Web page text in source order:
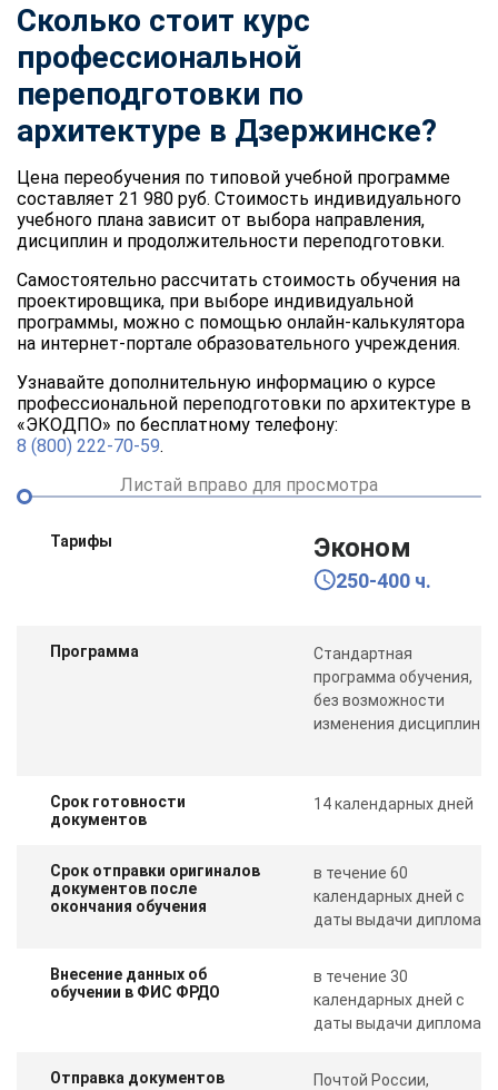
Сколько стоит курс
профессиональной
переподготовки по
архитектуре в Дзержинске?
Цена переобучения по типовой учебной программе
составляет 21 980 руб. Стоимость индивидуального
учебного плана зависит от выбора направления,
дисциплин и продолжительности переподготовки.
Самостоятельно рассчитать стоимость обучения на
проектировщика, при выборе индивидуальной
программы, можно с помощью онлайн-калькулятора
на интернет-портале образовательного учреждения.
Узнавайте дополнительную информацию о курсе
профессиональной переподготовки по архитектуре в
«ЭКОДПО» по бесплатному телефону:
8 (800) 222-70-59.
Листай вправо для просмотра
Тарифы Эконом
250-400 ч.
Программа
Стандартная
программа обучения,
без возможности
изменения дисциплин
Срок готовности
документов
14 календарных дней
Срок отправки оригиналов
документов после
окончания обучения
в течение 60
календарных дней с
даты выдачи диплома
Внесение данных об
обучении в ФИС ФРДО
в течение 30
календарных дней с
даты выдачи диплома
Отправка документов
Почтой России,